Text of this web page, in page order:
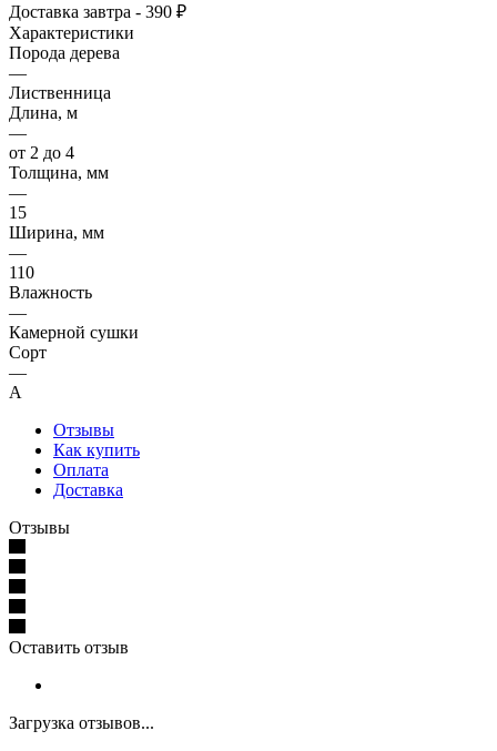
Доставка завтра - 390 ₽
Характеристики
Порода дерева
—
Лиственница
Длина, м
—
от 2 до 4
Толщина, мм
—
15
Ширина, мм
—
110
Влажность
—
Камерной сушки
Сорт
—
А
Отзывы
Как купить
Оплата
Доставка
Отзывы
Оставить отзыв
Загрузка отзывов...